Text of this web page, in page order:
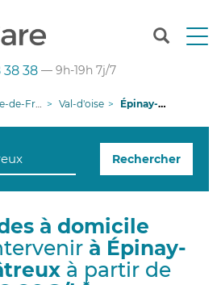
T
n
g
38 38 — 9h-19h 7j/7
de-France Val-d'oise Épinay-Champlâtreux
Rechercher
à domicile
à Épinay-
à partir de